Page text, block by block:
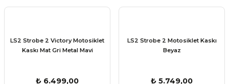
LS2 Strobe 2 Victory Motosiklet
Kaskı Mat Gri Metal Mavi
₺ 6.499,00
LS2 Strobe 2 Motosiklet Kaskı
Beyaz
₺ 5.749,00